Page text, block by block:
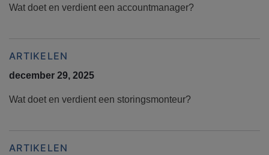
Wat doet en verdient een accountmanager?
ARTIKELEN
december 29, 2025
Wat doet en verdient een storingsmonteur?
ARTIKELEN